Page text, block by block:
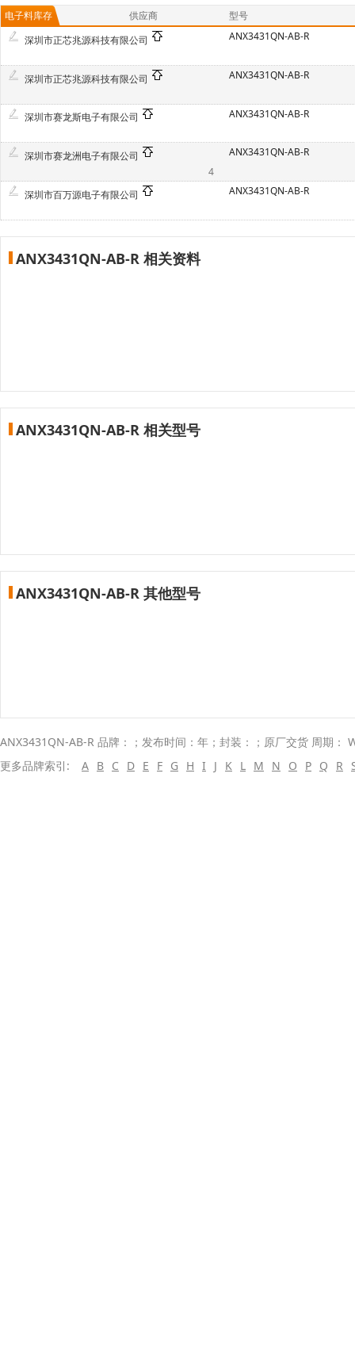
电子料库存 供应商
型号
深圳市正芯兆源科技有限公司
ANX3431QN-AB-R
深圳市正芯兆源科技有限公司 ANX3431QN-AB-R
深圳市赛龙斯电子有限公司 ANX3431QN-AB-R
深圳市赛龙洲电子有限公司
4
ANX3431QN-AB-R
深圳市百万源电子有限公司 ANX3431QN-AB-R
ANX3431QN-AB-R 相关资料
ANX3431QN-AB-R 相关型号
ANX3431QN-AB-R 其他型号
ANX3431QN-AB-R 品牌：；发布时间：年；封装：；原厂交货 周期：
更多品牌索引:
A B C D E F G H I J K L M N O P Q R